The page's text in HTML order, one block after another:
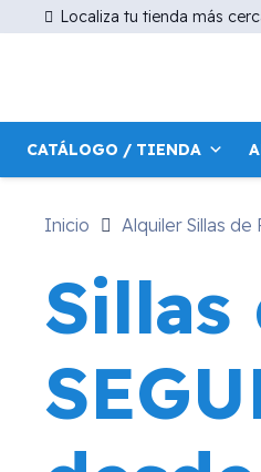
Localiza tu tienda más
CATÁLOGO / TIENDA
Inicio Alquiler Sillas de
Sillas